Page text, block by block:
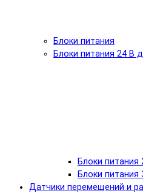
Блоки питания
Блоки питания 24 В
Блоки питания
Блоки питания
Датчики перемещений и